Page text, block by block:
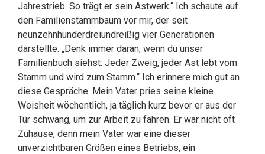
Jahrestrieb. So trägt er sein Astwerk.“ Ich schaute auf
den Familienstammbaum vor mir, der seit
neunzehnhunderdreiundreißig vier Generationen
darstellte. „Denk immer daran, wenn du unser
Familienbuch siehst: Jeder Zweig, jeder Ast lebt vom
Stamm und wird zum Stamm.“ Ich erinnere mich gut an
diese Gespräche. Mein Vater pries seine kleine
Weisheit wöchentlich, ja täglich kurz bevor er aus der
Tür schwang, um zur Arbeit zu fahren. Er war nicht oft
Zuhause, denn mein Vater war eine dieser
unverzichtbaren Größen eines Betriebs, ein